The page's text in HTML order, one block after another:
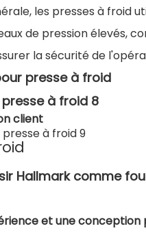
les presses à froid
de pression élevés,
la sécurité de
presse à froid
client
Hallmark comme
et une